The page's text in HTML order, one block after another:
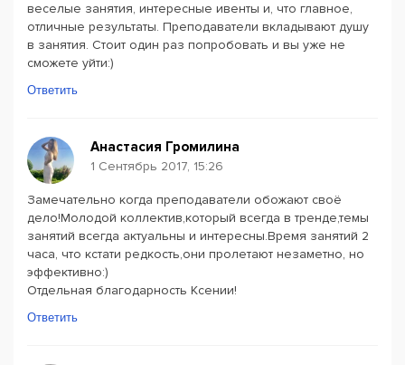
веселые занятия, интересные ивенты и, что главное,
отличные результаты. Преподаватели вкладывают душу
в занятия. Стоит один раз попробовать и вы уже не
сможете уйти:)
Ответить
Анастасия Громилина
1 Сентябрь 2017, 15:26
Замечательно когда преподаватели обожают своё
дело!Молодой коллектив,который всегда в тренде,темы
занятий всегда актуальны и интересны.Время занятий 2
часа, что кстати редкость,они пролетают незаметно, но
эффективно:)
Отдельная благодарность Ксении!
Ответить